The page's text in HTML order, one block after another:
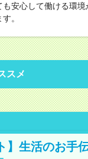
安心して働ける環境
。
スメ
】生活のお手